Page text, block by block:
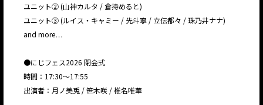
ユニット② (山神カルタ / 倉持めると)
ユニット③ (ルイス・キャミー / 先斗寧 / 立伝都々 / 珠乃井ナナ)
and more…
●にじフェス2026 閉会式
時間：17:30〜17:55
出演者：月ノ美兎 / 笹木咲 / 椎名唯華